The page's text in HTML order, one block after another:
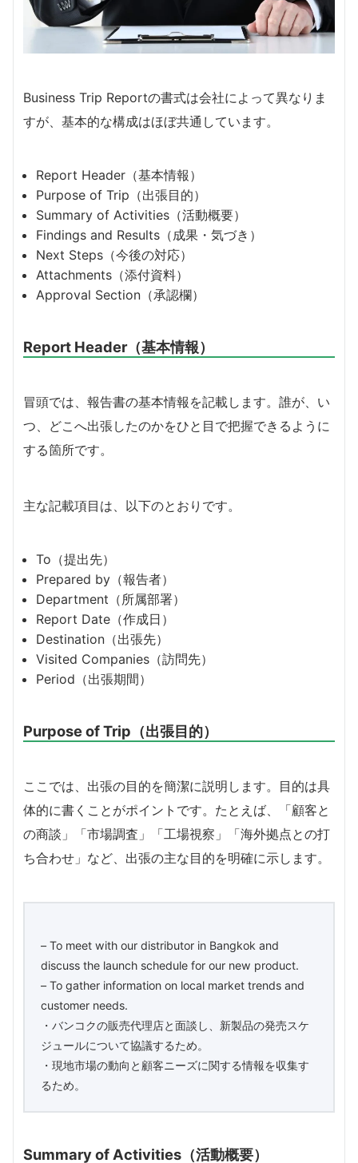
Business Trip Reportの書式は会社によって異なりま
すが、基本的な構成はほぼ共通しています。
Report Header（基本情報）
Purpose of Trip（出張目的）
Summary of Activities（活動概要）
Findings and Results（成果・気づき）
Next Steps（今後の対応）
Attachments（添付資料）
Approval Section（承認欄）
Report Header（基本情報）
冒頭では、報告書の基本情報を記載します。誰が、い
つ、どこへ出張したのかをひと目で把握できるように
する箇所です。
主な記載項目は、以下のとおりです。
To（提出先）
Prepared by（報告者）
Department（所属部署）
Report Date（作成日）
Destination（出張先）
Visited Companies（訪問先）
Period（出張期間）
Purpose of Trip（出張目的）
ここでは、出張の目的を簡潔に説明します。目的は具
体的に書くことがポイントです。たとえば、「顧客と
の商談」「市場調査」「工場視察」「海外拠点との打
ち合わせ」など、出張の主な目的を明確に示します。
– To meet with our distributor in Bangkok and
discuss the launch schedule for our new product.
– To gather information on local market trends and
customer needs.
・バンコクの販売代理店と面談し、新製品の発売スケ
ジュールについて協議するため。
・現地市場の動向と顧客ニーズに関する情報を収集す
るため。
Summary of Activities（活動概要）